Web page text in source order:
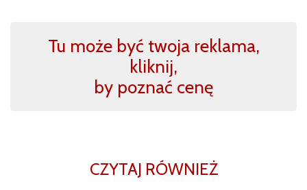
Tu może być twoja reklama,
kliknij,
by poznać cenę
CZYTAJ RÓWNIEŻ